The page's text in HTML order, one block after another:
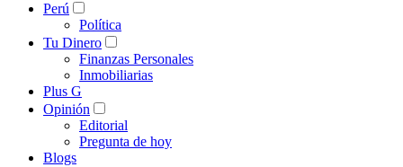
Perú
Política
Tu Dinero
Finanzas Personales
Inmobiliarias
Plus G
Opinión
Editorial
Pregunta de hoy
Blogs